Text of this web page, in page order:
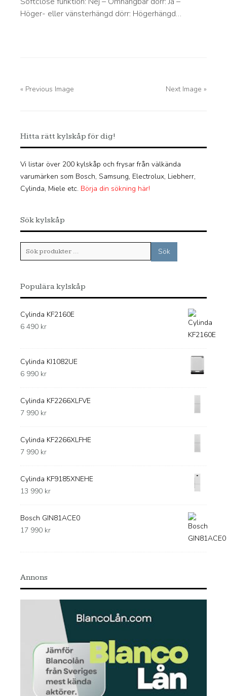
Höger- eller vänsterhängd dörr: Högerhängd…
« Previous Image Next Image »
Hitta rätt kylskåp för dig!
Vi listar över 200 kylskåp och frysar från välkända
varumärken som Bosch, Samsung, Electrolux, Liebherr,
Cylinda, Miele etc. Börja din sökning här!
Sök kylskåp
Sök
efter:
Sök
Populära kylskåp
Cylinda KF2160E
6 490 kr
Cylinda KI1082UE
6 990 kr
Cylinda KF2266XLFVE
7 990 kr
Cylinda KF2266XLFHE
7 990 kr
Cylinda KF9185XNEHE
13 990 kr
Bosch GIN81ACE0
17 990 kr
Annons